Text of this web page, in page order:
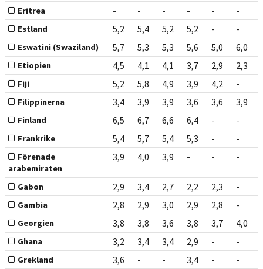
Eritrea - - - - - -
Estland 5,2 5,4 5,2 5,2 - -
Eswatini (Swaziland) 5,7 5,3 5,3 5,6 5,0 6,0
Etiopien 4,5 4,1 4,1 3,7 2,9 2,3
Fiji 5,2 5,8 4,9 3,9 4,2 -
Filippinerna 3,4 3,9 3,9 3,6 3,6 3,9
Finland 6,5 6,7 6,6 6,4 - -
Frankrike 5,4 5,7 5,4 5,3 - -
Förenade
arabemiraten
3,9 4,0 3,9 - - -
Gabon 2,9 3,4 2,7 2,2 2,3 -
Gambia 2,8 2,9 3,0 2,9 2,8 -
Georgien 3,8 3,8 3,6 3,8 3,7 4,0
Ghana 3,2 3,4 3,4 2,9 - -
Grekland 3,6 - - 3,4 - -